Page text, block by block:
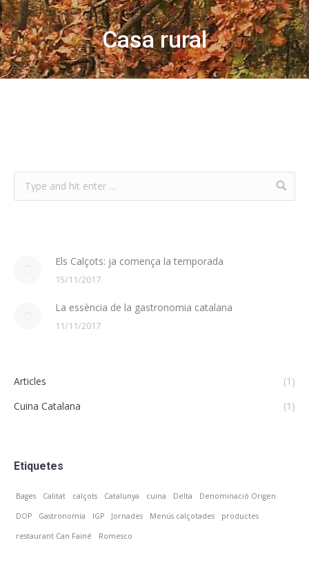
Casa rural
Els Calçots: ja comença la temporada
15/11/2017
La essència de la gastronomia catalana
11/11/2017
Articles
(1)
Cuina Catalana
(1)
Etiquetes
Bages Calitat calçots Catalunya cuina Delta Denominació Origen
DOP Gastronomía IGP Jornades Menús calçotades productes
restaurant Can Fainé Romesco